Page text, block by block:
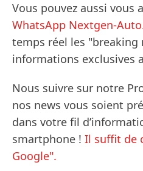
Vous pouvez aussi vous
WhatsApp Nextgen-
temps réel les "breaking
informations exclusives
Nous suivre sur notre
nos news vous soient
dans votre fil
smartphone ! Il suffit de
Google".